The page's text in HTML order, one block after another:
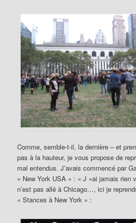
Comme, semble-t-il, la dernière – et
pas à la hauteur, je vous propose de
mal entendus. J’avais commencé par
« New York USA » : « J »ai jamais rien
n’est pas allé à Chicago…, ici je
« Stances à New York » :